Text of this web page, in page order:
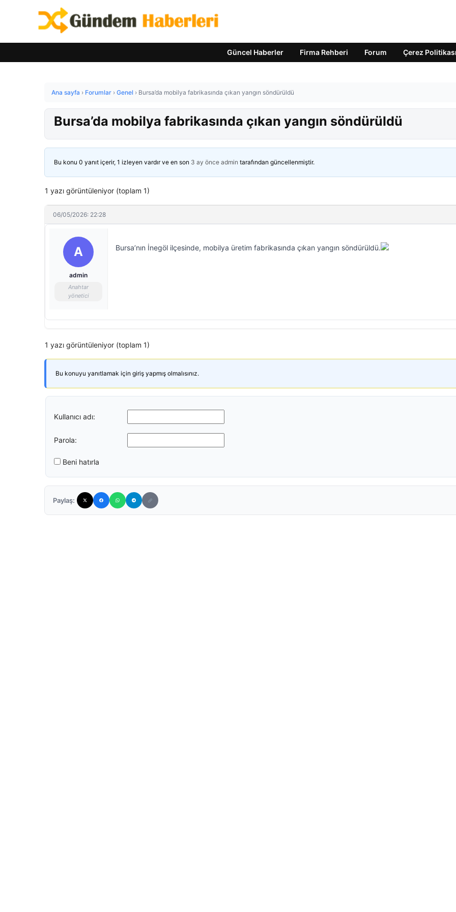
Güncel Haberler Firma Rehberi Forum Çerez Politikası
Ana sayfa › Forumlar › Genel › Bursa’da mobilya fabrikasında çıkan yangın söndürüldü
Bursa’da mobilya fabrikasında çıkan yangın söndürüldü
Bu konu 0 yanıt içerir, 1 izleyen vardır ve en son 3 ay önce admin tarafından güncellenmiştir.
1 yazı görüntüleniyor (toplam 1)
06/05/2026: 22:28
A
admin
Anahtar
yönetici
Bursa’nın İnegöl ilçesinde, mobilya üretim fabrikasında çıkan yangın söndürüldü.
1 yazı görüntüleniyor (toplam 1)
Bu konuyu yanıtlamak için giriş yapmış olmalısınız.
Kullanıcı adı:
Parola:
Beni hatırla
Paylaş: